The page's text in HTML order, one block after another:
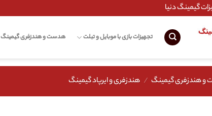
گیمینگ دنیا
تجهیزات بازی با موبایل و تبلت هدست و هندزفری گیمینگ
هندزفری گیمینگ / هندزفری و ایرپاد گیمینگ